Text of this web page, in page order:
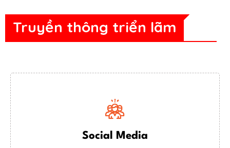
Truyền thông triển lãm
Social Media